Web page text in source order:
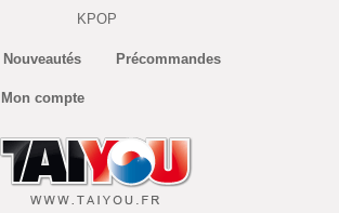
KPOP
Nouveautés Précommandes
Mon compte